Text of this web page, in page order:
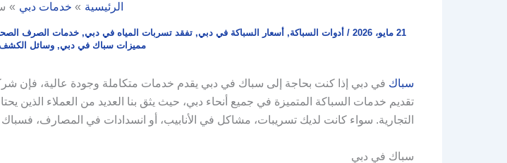
الرئيسية خدمات دبي
21 مايو، 2026 / أدوات السباكة, أسعار السباكة في دبي,تفقد تسربات المياه في دبي,خدمات الصرف
مميزات سباك في دبي,وسائل
سباك في دبي إذا كنت بحاجة إلى سباك في دبي يقدم خدمات متكاملة وجودة عالية، فإن
تقديم خدمات السباكة المتميزة في جميع أنحاء دبي، حيث يثق بنا العديد من العملاء الذين
التجارية. سواء كانت لديك تسريبات، مشاكل في الأنابيب، أو انسدادات في المصارف، فسباك
سباك في دبي